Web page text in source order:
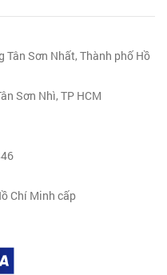
Tân Sơn Nhất, Thành phố Hồ
Sơn Nhì, TP HCM
Chí Minh cấp